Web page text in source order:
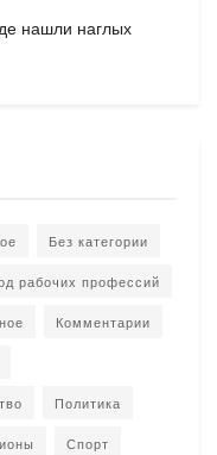
нашли наглых
Без категории
рабочих профессий
Комментарии
Политика
Спорт